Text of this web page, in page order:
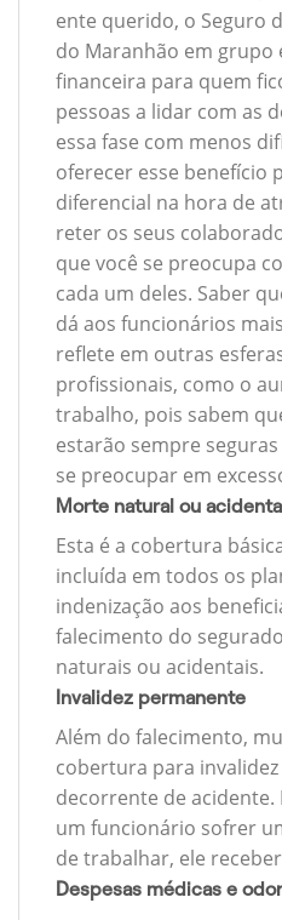
ente querido, o Seguro
do Maranhão em grupo
financeira para quem
pessoas a lidar com as
essa fase com menos
oferecer esse benefício
diferencial na hora de
reter os seus
que você se preocupa
cada um deles. Saber
dá aos funcionários
reflete em outras
profissionais, como o
trabalho, pois sabem
estarão sempre
se preocupar em
Morte natural ou acidental
Esta é a cobertura
incluída em todos os
indenização aos
falecimento do
naturais ou acidentais.
Invalidez permanente
Além do falecimento,
cobertura para
decorrente de acidente.
um funcionário sofrer
de trabalhar, ele
Despesas médicas e